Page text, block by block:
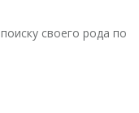
своего рода по